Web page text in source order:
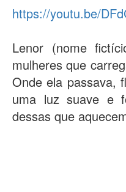
https://youtu.be/
Lenor (nome
mulheres que
Onde ela passava,
uma luz suave e
dessas que